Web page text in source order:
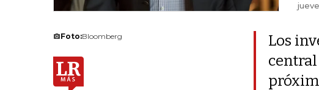
Foto:Bloomberg
Los
central